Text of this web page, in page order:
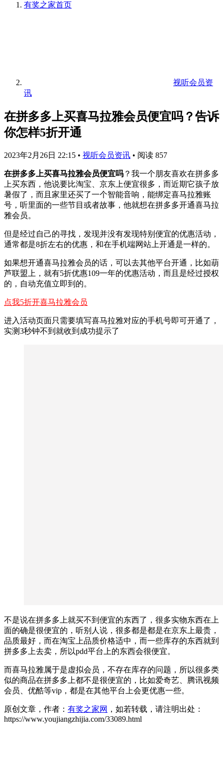
有奖之家首页
视听会员资
讯
在拼多多上买喜马拉雅会员便宜吗？告诉
你怎样5折开通
2023年2月26日 22:15 • 视听会员资讯 • 阅读 857
在拼多多上买喜马拉雅会员便宜吗 ？我一个朋友喜欢在拼多多
上买东西，他说要比淘宝、京东上便宜很多，而近期它孩子放
暑假了，而且家里还买了一个智能音响，能绑定喜马拉雅账
号，听里面的一些节目或者故事，他就想在拼多多开通喜马拉
雅会员。
但是经过自己的寻找，发现并没有发现特别便宜的优惠活动，
通常都是8折左右的优惠，和在手机端网站上开通是一样的。
如果想开通喜马拉雅会员的话，可以去其他平台开通，比如葫
芦联盟上，就有5折优惠109一年的优惠活动，而且是经过授权
的，自动充值立即到的。
点我5折开喜马拉雅会员
进入活动页面只需要填写喜马拉雅对应的手机号即可开通了，
实测3秒钟不到就收到成功提示了
不是说在拼多多上就买不到便宜的东西了，很多实物东西在上
面的确是很便宜的，听别人说，很多都是都是在京东上最贵，
品质最好，而在淘宝上品质价格适中，而一些库存的东西就到
拼多多上去卖，所以pdd平台上的东西会很便宜。
而喜马拉雅属于是虚拟会员，不存在库存的问题，所以很多类
似的商品在拼多多上都不是很便宜的，比如爱奇艺、腾讯视频
会员、优酷等vip，都是在其他平台上会更优惠一些。
原创文章，作者： 有奖之家网 ，如若转载，请注明出处：
https://www.youjiangzhijia.com/33089.html